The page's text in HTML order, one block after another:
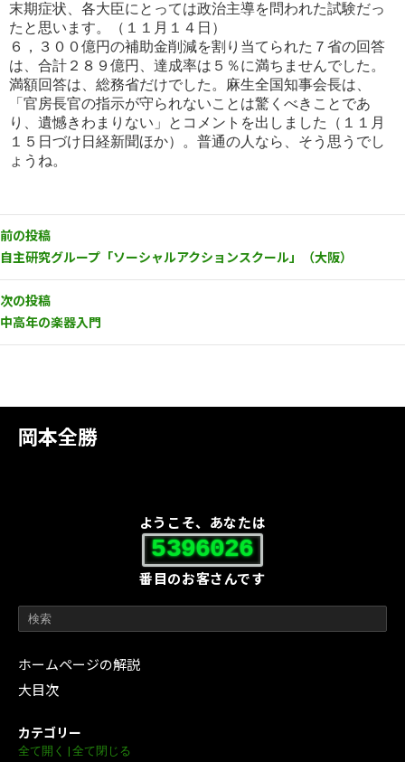
岡本全勝
ようこそ、あなたは
5396026
番目のお客さんです
ホームページの解説
大目次
カテゴリー
全て開く | 全て閉じる
末期症状、各大臣にとっては政治主導を問われた試験だっ
たと思います。（１１月１４日）
６，３００億円の補助金削減を割り当てられた７省の回答
は、合計２８９億円、達成率は５％に満ちませんでした。
満額回答は、総務省だけでした。麻生全国知事会長は、
「官房長官の指示が守られないことは驚くべきことであ
り、遺憾き わまりない」とコメントを出しました（１１月
１５日づけ日経新聞ほか）。普通の人なら、そう思うでし
ょうね。
前の投稿
自主研究グループ「ソーシャルアクションスクール」（大阪）
次の投稿
中高年の楽器入門